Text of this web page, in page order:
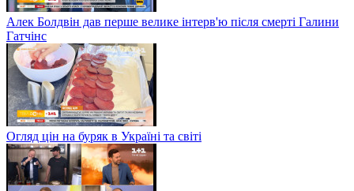
Алек Болдвін дав перше велике інтерв'ю після смерті Галини
Гатчінс
Огляд цін на буряк в Україні та світі